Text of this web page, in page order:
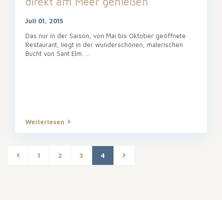
Juli 01, 2015
Das nur in der Saison, von Mai bis Oktober geöffnete
Restaurant, liegt in der wunderschönen, malerischen
Bucht von Sant Elm. ...
Weiterlesen
1 2 3 4